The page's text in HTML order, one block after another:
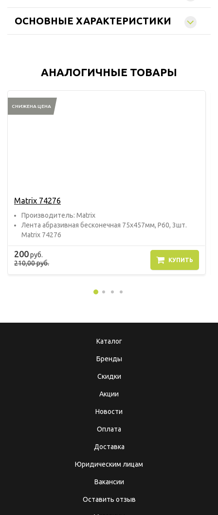
ОСНОВНЫЕ ХАРАКТЕРИСТИКИ
АНАЛОГИЧНЫЕ ТОВАРЫ
СНИЖЕНА ЦЕНА
Matrix 74276
Прoизвoдитель: Matrix
Лента абразивная бесконечная 75х457мм, P60, 3шт.
Matrix 74276
200руб.
210,00 руб.
КУПИТЬ
Каталог
Бренды
Скидки
Акции
Новости
Оплата
Доставка
Юридическим лицам
Вакансии
Оставить отзыв